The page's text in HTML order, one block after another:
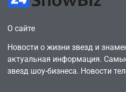
О сайте
Новости о жизни звезд и
актуальная информация.
звезд шоу-бизнеса. Новости